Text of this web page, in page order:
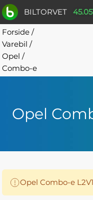
BILTORVET
Forside /
Varebil /
Opel /
Combo-e
Opel
Opel Combo-e